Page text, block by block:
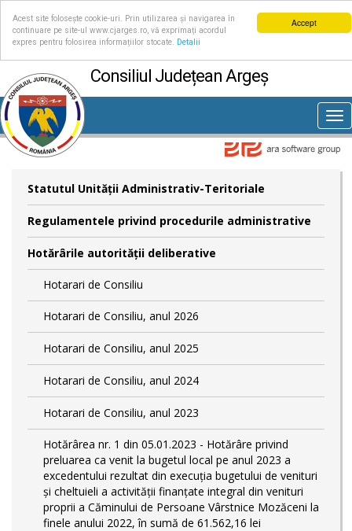
Accept
Acest site folosește cookie-uri. Prin utilizarea și navigarea în
continuare pe site-ul www.cjarges.ro, vă exprimați acordul
expres pentru folosirea informațiilor stocate.
Detalii
Consiliul Județean Argeș
Statutul Unităţii Administrativ-Teritoriale
Regulamentele privind procedurile administrative
Hotărârile autorităţii deliberative
Hotarari de Consiliu
Hotarari de Consiliu, anul 2026
Hotarari de Consiliu, anul 2025
Hotarari de Consiliu, anul 2024
Hotarari de Consiliu, anul 2023
Hotărârea nr. 1 din 05.01.2023 - Hotărâre privind
preluarea ca venit la bugetul local pe anul 2023 a
excedentului rezultat din execuția bugetului de venituri
și cheltuieli a activității finanțate integral din venituri
proprii a Căminului de Persoane Vârstnice Mozăceni la
finele anului 2022, în sumă de 61.562,16 lei